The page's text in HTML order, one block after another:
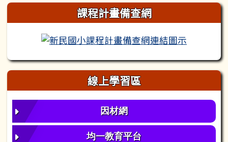
課程計畫備查網
線上學習區
因材網
均一教育平台